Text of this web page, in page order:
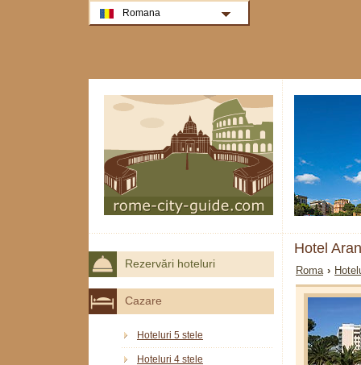
Hotel
Roma ›
Rezervări hoteluri
Cazare
Hoteluri 5 stele
Hoteluri 4 stele
Romana